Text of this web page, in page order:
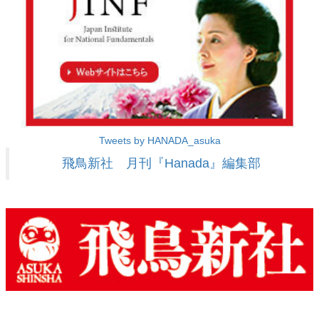
Tweets by HANADA_asuka
飛鳥新社 月刊『Hanada』編集部